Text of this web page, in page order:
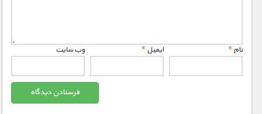
نام* ایمیل* وب‌ سایت